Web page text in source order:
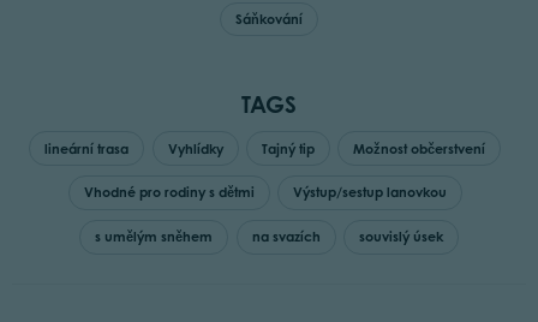
Sáňkování
TAGS
lineární trasa Vyhlídky Tajný tip Možnost občerstvení
Vhodné pro rodiny s dětmi Výstup/sestup lanovkou
s umělým sněhem na svazích souvislý úsek